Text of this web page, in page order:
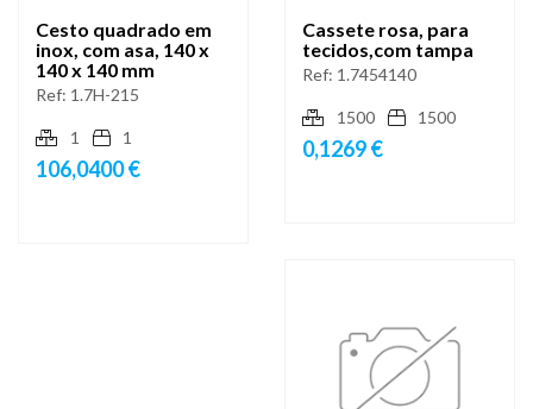
Cesto quadrado em
inox, com asa, 140 x
140 x 140 mm
Ref: 1.7H-215
1 1
106,0400 €
Cassete rosa, para
tecidos,com tampa
Ref: 1.7454140
1500 1500
0,1269 €